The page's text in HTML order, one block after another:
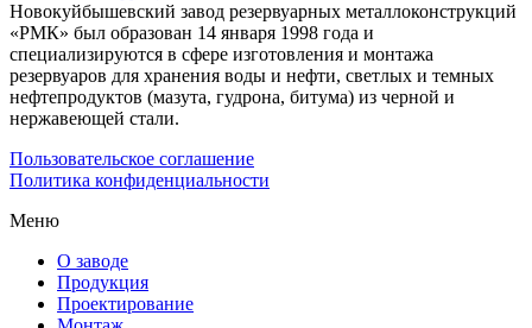
Новокуйбышевский завод резервуарных металлоконструкций
«РМК» был образован 14 января 1998 года и
специализируются в сфере изготовления и монтажа
резервуаров для хранения воды и нефти, светлых и темных
нефтепродуктов (мазута, гудрона, битума) из черной и
нержавеющей стали.
Пользовательское соглашение
Политика конфиденциальности
Меню
О заводе
Продукция
Проектирование